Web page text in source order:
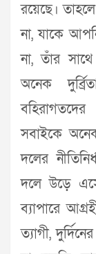
রয়েছে।
না, যাকে
না, তাঁর
অনেক
সবাইকে
দলের
দলে উড়ে
ব্যাপারে
ত্যাগী,